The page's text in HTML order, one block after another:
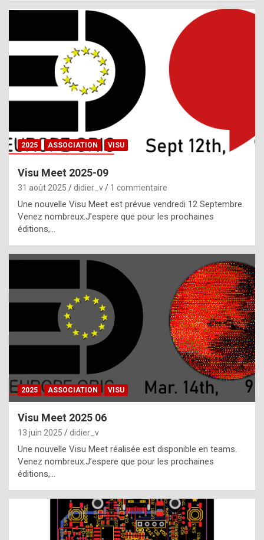
l
,
g
h
t
f
h
a
t
t
e
b
e
2025 ASSOCIATION VISU
Visu Meet 2025-09
31 août 2025 didier_v 1 commentaire
Une nouvelle Visu Meet est prévue vendredi 12 Septembre.
Venez nombreux.J’espere que pour les prochaines
éditions,…
2025 ASSOCIATION VISU
Visu Meet 2025 06
13 juin 2025 didier_v
Une nouvelle Visu Meet réalisée est disponible en teams.
Venez nombreux.J’espere que pour les prochaines
éditions,…